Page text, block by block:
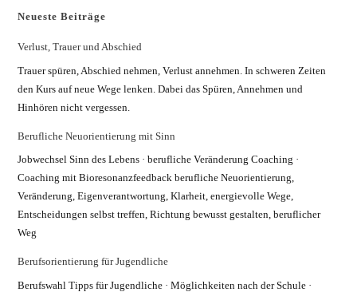
Neueste Beiträge
Verlust, Trauer und Abschied
Trauer spüren, Abschied nehmen, Verlust annehmen. In schweren Zeiten
den Kurs auf neue Wege lenken. Dabei das Spüren, Annehmen und
Hinhören nicht vergessen.
Berufliche Neuorientierung mit Sinn
Jobwechsel Sinn des Lebens · berufliche Veränderung Coaching ·
Coaching mit Bioresonanzfeedback berufliche Neuorientierung,
Veränderung, Eigenverantwortung, Klarheit, energievolle Wege,
Entscheidungen selbst treffen, Richtung bewusst gestalten, beruflicher
Weg
Berufsorientierung für Jugendliche
Berufswahl Tipps für Jugendliche · Möglichkeiten nach der Schule ·